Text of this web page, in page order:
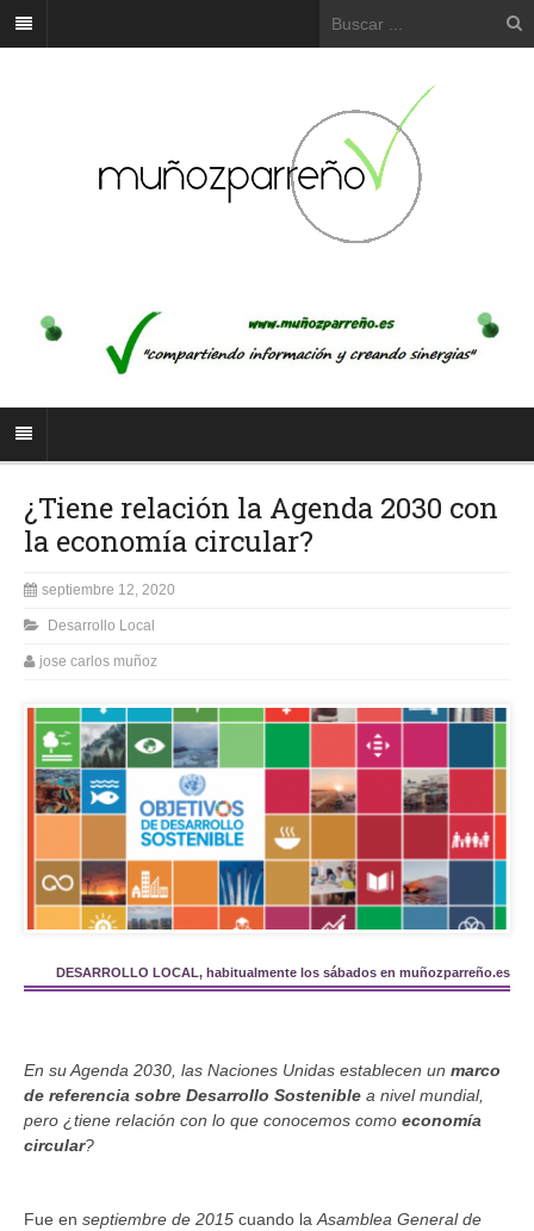
¿Tiene relación la Agenda 2030 con
la economía circular?
septiembre 12, 2020
Desarrollo Local
jose carlos muñoz
DESARROLLO LOCAL, habitualmente los sábados en muñozparreño.es
En su Agenda 2030, las Naciones Unidas establecen un marco
de referencia sobre Desarrollo Sostenible a nivel mundial,
pero ¿tiene relación con lo que conocemos como economía
circular?
Fue en septiembre de 2015 cuando la Asamblea General de